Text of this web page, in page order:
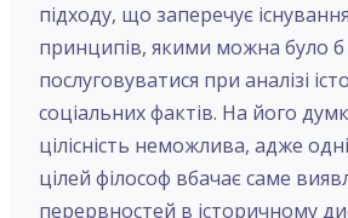
підходу, що заперечує
принципів, якими можна було б
послуговуватися при аналізі
соціальних фактів. На його
цілісність неможлива, адже
цілей філософ вбачає саме
перервностей в історичному